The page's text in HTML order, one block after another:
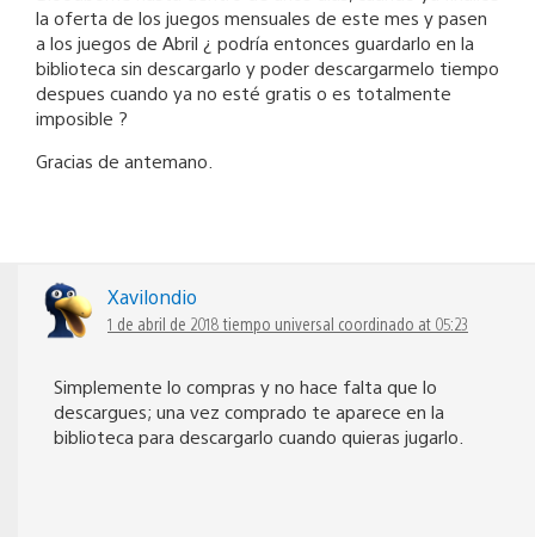
la oferta de los juegos mensuales de este mes y pasen
a los juegos de Abril ¿ podría entonces guardarlo en la
biblioteca sin descargarlo y poder descargarmelo tiempo
despues cuando ya no esté gratis o es totalmente
imposible ?
Gracias de antemano.
Xavilondio
1 de abril de 2018 tiempo universal coordinado at 05:23
Simplemente lo compras y no hace falta que lo
descargues; una vez comprado te aparece en la
biblioteca para descargarlo cuando quieras jugarlo.